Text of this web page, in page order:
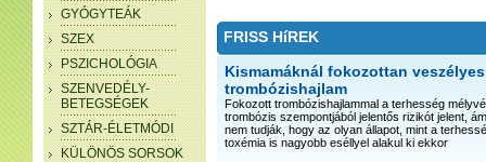
GYÓGYTEÁK
SZEX
PSZICHOLÓGIA
SZENVEDÉLY-
BETEGSÉGEK
SZTÁR-ÉLETMÓDI
KÜLÖNÖS SORSOK
FRISS HíREK
Kismamáknál fokozottan
trombózishajlam
Fokozott trombózishajlammal a terhesség
trombózis szempontjából jelentős rizikót jelent,
nem tudják, hogy az olyan állapot, mint a
toxémia is nagyobb eséllyel alakul ki ekkor